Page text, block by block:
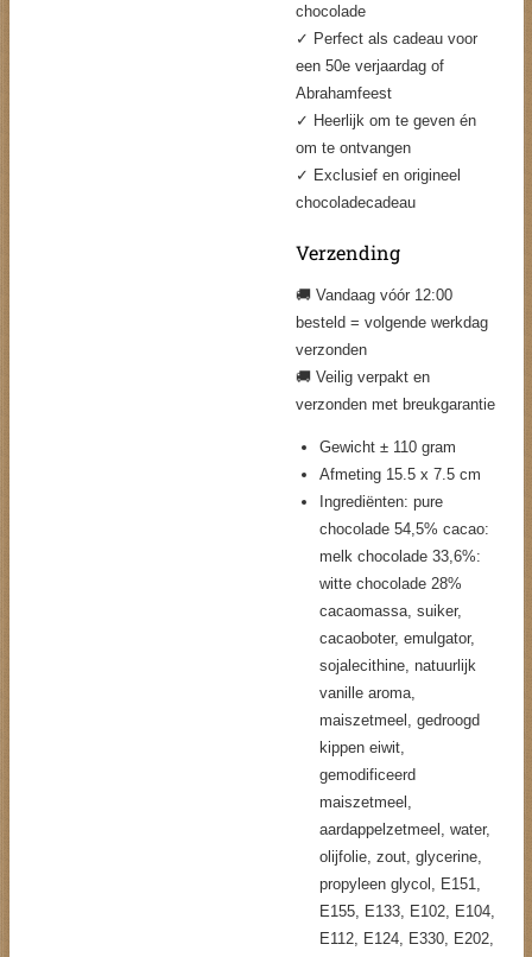
chocolade
✓ Perfect als cadeau voor
een 50e verjaardag of
Abrahamfeest
✓ Heerlijk om te geven én
om te ontvangen
✓ Exclusief en origineel
chocoladecadeau
Verzending
🚚 Vandaag vóór 12:00
besteld = volgende werkdag
verzonden
🚚 Veilig verpakt en
verzonden met breukgarantie
Gewicht ± 110 gram
Afmeting 15.5 x 7.5 cm
Ingrediënten: pure
chocolade 54,5% cacao:
melk chocolade 33,6%:
witte chocolade 28%
cacaomassa, suiker,
cacaoboter, emulgator,
sojalecithine, natuurlijk
vanille aroma,
maiszetmeel, gedroogd
kippen eiwit,
gemodificeerd
maiszetmeel,
aardappelzetmeel, water,
olijfolie, zout, glycerine,
propyleen glycol, E151,
E155, E133, E102, E104,
E112, E124, E330, E202,